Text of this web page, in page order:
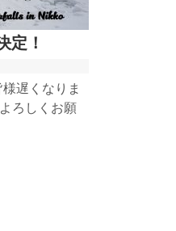
定！
遅くなりま
ろしくお願